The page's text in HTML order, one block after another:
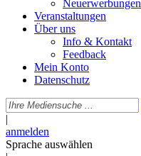
Neuerwerbungen
Veranstaltungen
Über uns
Info & Kontakt
Feedback
Mein Konto
Datenschutz
|
anmelden
Sprache auswählen